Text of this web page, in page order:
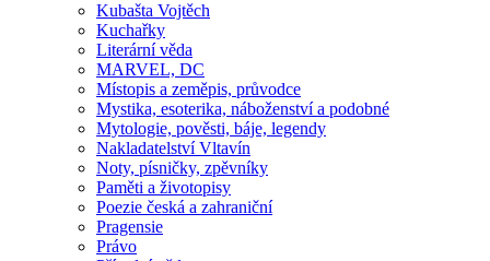
Kubašta Vojtěch
Kuchařky
Literární věda
MARVEL, DC
Místopis a zeměpis, průvodce
Mystika, esoterika, náboženství a podobné
Mytologie, pověsti, báje, legendy
Nakladatelství Vltavín
Noty, písničky, zpěvníky
Paměti a životopisy
Poezie česká a zahraniční
Pragensie
Právo